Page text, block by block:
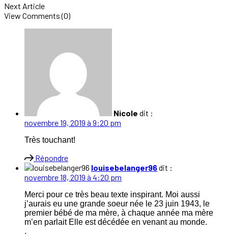
Next Article
View Comments (0)
Nicole dit :
novembre 19, 2019 à 9:20 pm
Très touchant!
Répondre
louisebelanger96dit :
novembre 18, 2019 à 4:20 pm
Merci pour ce très beau texte inspirant. Moi aussi
j’aurais eu une grande soeur née le 23 juin 1943, le
premier bébé de ma mère, à chaque année ma mère
m’en parlait Elle est décédée en venant au monde.
.